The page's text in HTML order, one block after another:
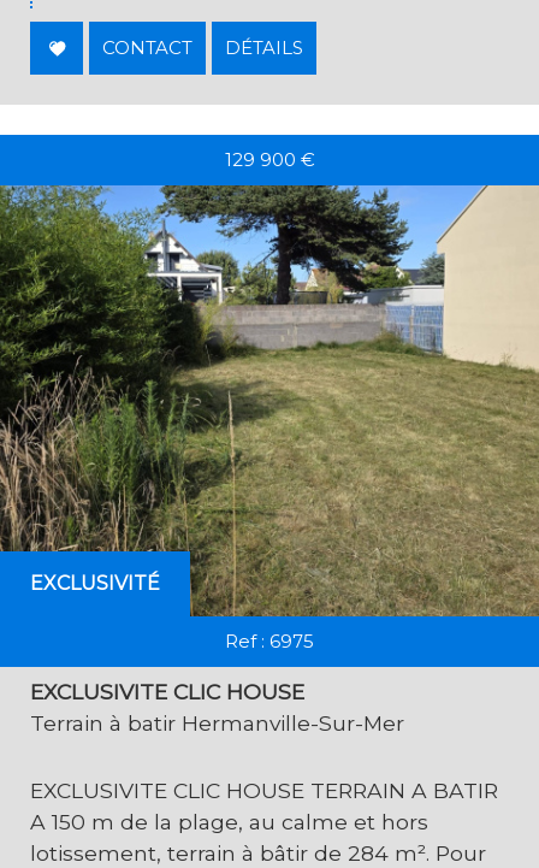
CONTACT DÉTAILS
EXCLUSIVITÉ
129 900 €
Ref : 6975
EXCLUSIVITE CLIC HOUSE
Terrain à batir Hermanville-Sur-Mer
EXCLUSIVITE CLIC HOUSE TERRAIN A BATIR
A 150 m de la plage, au calme et hors
lotissement, terrain à bâtir de 284 m². Pour